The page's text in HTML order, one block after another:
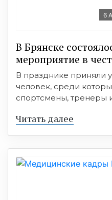
6
В Брянске
мероприятие в
В празднике приняли
человек, среди
спортсмены, тренеры
Читать далее